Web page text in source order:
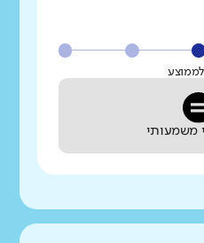
משמעותי